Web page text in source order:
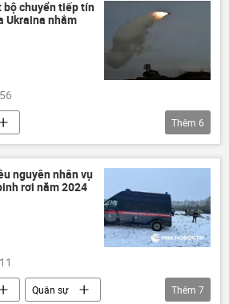
Thế giới
chuyển tiếp tín
Ukraina nhắm
Thế giới
Nga
tại Ukraina
Thêm 6
nguyên nhân vụ
rơi năm 2024
Quân sự
Thêm 7